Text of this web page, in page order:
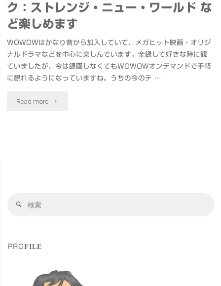
ク：ストレンジ・ニュー・ワールド な
ど楽しめます
WOWOWはかなり昔から加入していて、メガヒット映画・オリジ
ナルドラマなどを中心に楽しんでいます。全録して好きな時に観
ていましたが、今は録画しなくてもWOWOWオンデマンドで手軽
に観れるようになっていますね。うちの今のテ …
Read more "WOWOW
始
検
PROFILE